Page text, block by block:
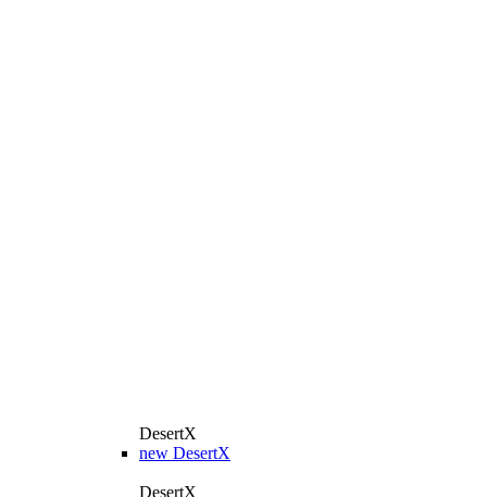
DesertX
new DesertX
DesertX